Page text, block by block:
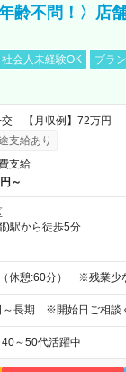
齢不問！〉店
社会人未経験OK
ブラ
交 【月収例】72万円
支給あり
支給
～
)駅から徒歩5分
休憩:60分） ※残業少
～長期 ※開始日ご相談
40～50代活躍中